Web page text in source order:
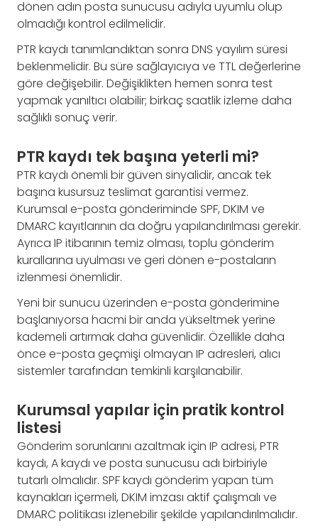
dönen adın posta sunucusu adıyla uyumlu olup
olmadığı kontrol edilmelidir.
PTR kaydı tanımlandıktan sonra DNS yayılım süresi
beklenmelidir. Bu süre sağlayıcıya ve TTL değerlerine
göre değişebilir. Değişiklikten hemen sonra test
yapmak yanıltıcı olabilir; birkaç saatlik izleme daha
sağlıklı sonuç verir.
PTR kaydı tek başına yeterli mi?
PTR kaydı önemli bir güven sinyalidir, ancak tek
başına kusursuz teslimat garantisi vermez.
Kurumsal e-posta gönderiminde SPF, DKIM ve
DMARC kayıtlarının da doğru yapılandırılması gerekir.
Ayrıca IP itibarının temiz olması, toplu gönderim
kurallarına uyulması ve geri dönen e-postaların
izlenmesi önemlidir.
Yeni bir sunucu üzerinden e-posta gönderimine
başlanıyorsa hacmi bir anda yükseltmek yerine
kademeli artırmak daha güvenlidir. Özellikle daha
önce e-posta geçmişi olmayan IP adresleri, alıcı
sistemler tarafından temkinli karşılanabilir.
Kurumsal yapılar için pratik kontrol
listesi
Gönderim sorunlarını azaltmak için IP adresi, PTR
kaydı, A kaydı ve posta sunucusu adı birbiriyle
tutarlı olmalıdır. SPF kaydı gönderim yapan tüm
kaynakları içermeli, DKIM imzası aktif çalışmalı ve
DMARC politikası izlenebilir şekilde yapılandırılmalıdır.